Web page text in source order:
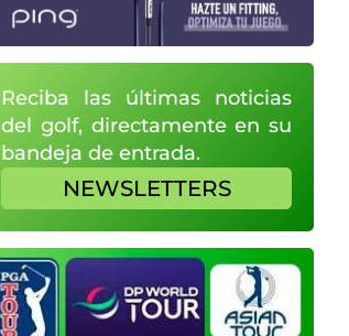
Reciba las últimas noticias
del golf, directamente en su
bandeja de entrada.
NEWSLETTERS